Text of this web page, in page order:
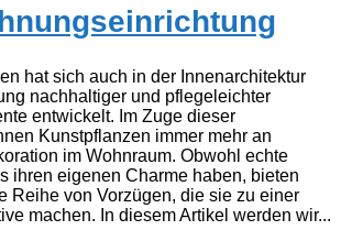
hat sich auch in der Innenarchitektur
nachhaltiger und pflegeleichter
entwickelt. Im Zuge dieser
Kunstpflanzen immer mehr an
im Wohnraum. Obwohl echte
ihren eigenen Charme haben, bieten
Reihe von Vorzügen, die sie zu einer
machen. In diesem Artikel werden wir...